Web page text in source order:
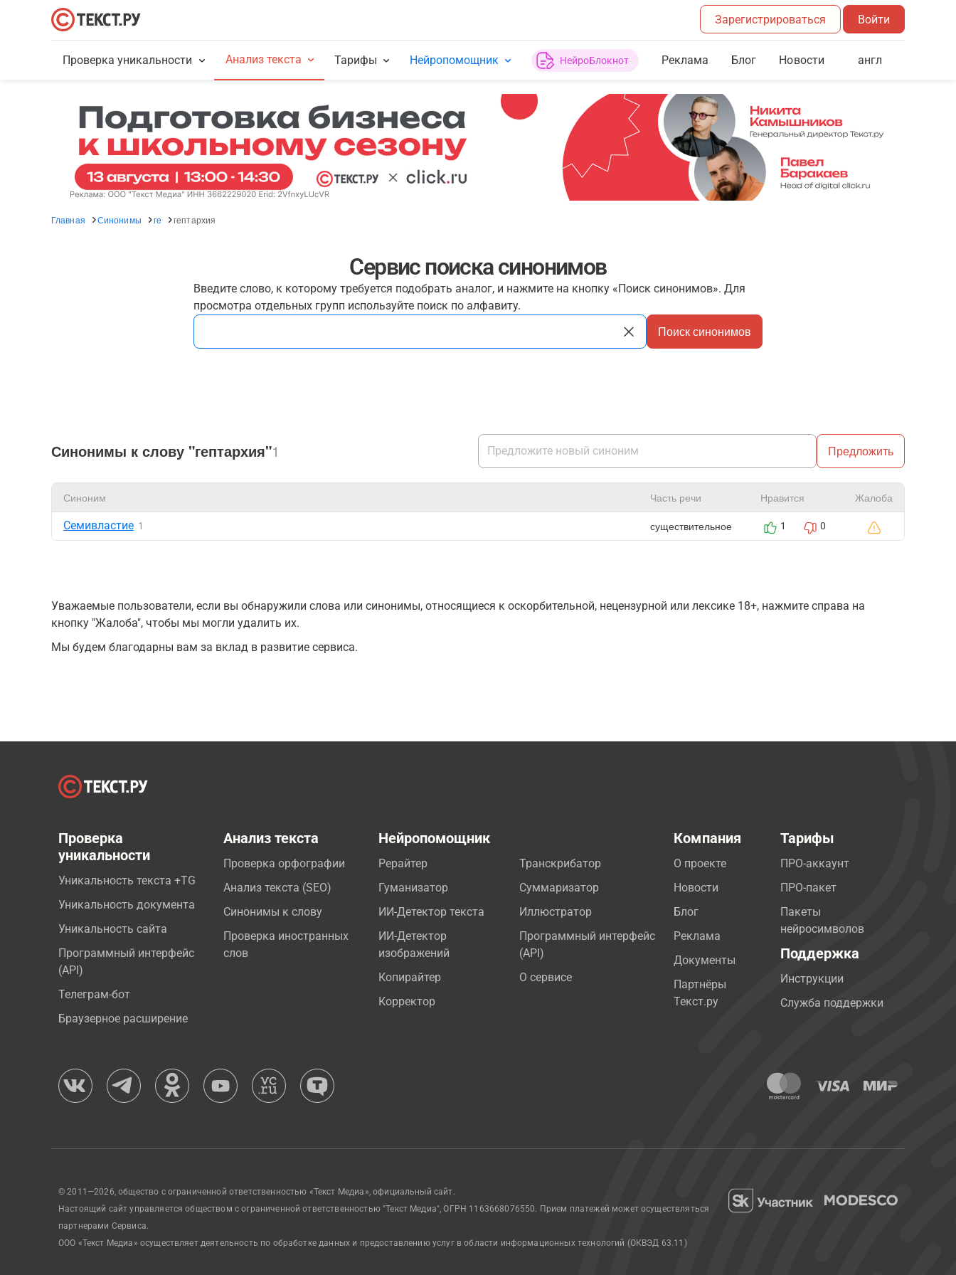
Зарегистрироваться Войти
Проверка уникальности Анализ текста Тарифы Нейропомощник НейроБлокнот Реклама Блог Новости англ
Главная Синонимы ге гептархия
Сервис поиска синонимов
Введите слово, к которому требуется подобрать аналог, и нажмите на кнопку «Поиск синонимов». Для
просмотра отдельных групп используйте поиск по алфавиту.
Поиск синонимов
Синонимы к слову "гептархия"1 Предложить
Синоним Часть речи Нравится Жалоба
Семивластие 1 существительное 1 0
Уважаемые пользователи, если вы обнаружили слова или синонимы, относящиеся к оскорбительной, нецензурной или лексике 18+, нажмите справа на
кнопку "Жалоба", чтобы мы могли удалить их.
Мы будем благодарны вам за вклад в развитие сервиса.
Проверка
уникальности
Уникальность текста +TG
Уникальность документа
Уникальность сайта
Программный интерфейс
(API)
Телеграм-бот
Браузерное расширение
Анализ текста
Проверка орфографии
Анализ текста (SEO)
Синонимы к слову
Проверка иностранных
слов
Нейропомощник
Рерайтер
Гуманизатор
ИИ-Детектор текста
ИИ-Детектор
изображений
Копирайтер
Корректор
Транскрибатор
Суммаризатор
Иллюстратор
Программный интерфейс
(API)
О сервисе
Компания
О проекте
Новости
Блог
Реклама
Документы
Партнёры
Текст.ру
Тарифы
ПРО-аккаунт
ПРО-пакет
Пакеты
нейросимволов
Поддержка
Инструкции
Служба поддержки
© 2011—2026, общество с ограниченной ответственностью «Текст Медиа», официальный сайт.
Настоящий сайт управляется обществом с ограниченной ответственностью "Текст Медиа", ОГРН 1163668076550. Прием платежей может осуществляться
партнерами Сервиса.
ООО «Текст Медиа» осуществляет деятельность по обработке данных и предоставлению услуг в области информационных технологий (ОКВЭД 63.11)